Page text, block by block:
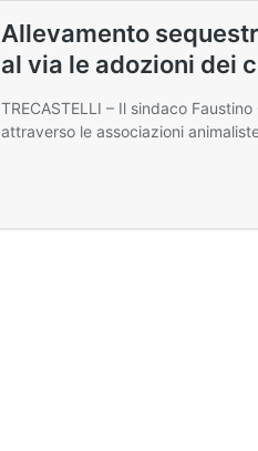
Allevamento
al via le adozioni dei
TRECASTELLI – Il sindaco
attraverso le associazioni